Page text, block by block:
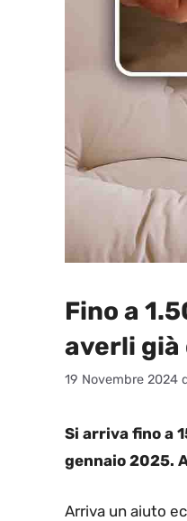
Fino a
averli già
19 Novembre 2024
Si arriva fino a
gennaio 2025.
Arriva un aiuto